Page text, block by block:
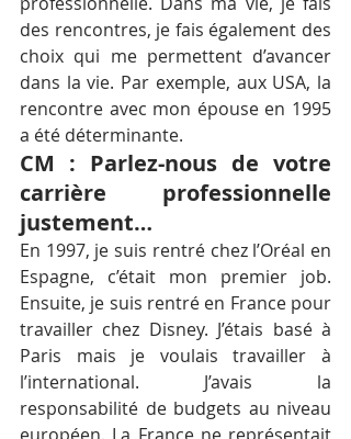
des rencontres, je fais également des
choix qui me permettent d’avancer
dans la vie. Par exemple, aux USA, la
rencontre avec mon épouse en 1995
a été déterminante.
CM : Parlez-nous de votre
carrière professionnelle
justement…
En 1997, je suis rentré chez l’Oréal en
Espagne, c’était mon premier job.
Ensuite, je suis rentré en France pour
travailler chez Disney. J’étais basé à
Paris mais je voulais travailler à
l’international. J’avais la
responsabilité de budgets au niveau